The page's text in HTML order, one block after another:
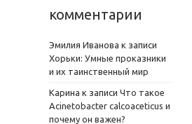
комментарии
Эмилия Иванова к записи
Хорьки: Умные проказники
и их таинственный мир
Карина к записи Что такое
Acinetobacter calcoaceticus и
почему он важен?